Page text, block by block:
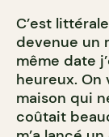
C’est
devenue un
même date
heureux. On
maison qui
coûtait